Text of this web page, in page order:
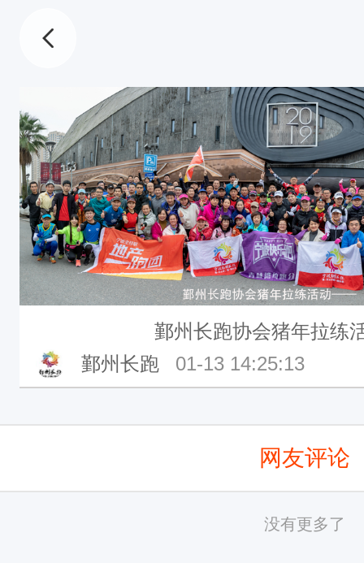
鄞州长跑协会猪年拉练
鄞州长跑
01-13 14:25:13
网友评论
没有更多了